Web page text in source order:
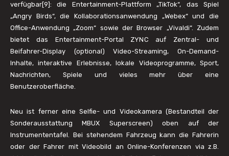
verfügbar[9]: die Entertainment-Plattform „TikTok“, das Spiel
„Angry Birds“, die Kollaborationsanwendung „Webex“ und die
Office-Anwendung „Zoom“ sowie der Browser „Vivaldi“. Zudem
bietet das Entertainment-Portal ZYNC auf Zentral- und
Beifahrer-Display (optional) Video-Streaming, On-Demand-
Inhalte, interaktive Erlebnisse, lokale Videoprogramme, Sport,
Nachrichten, Spiele und vieles mehr über eine
Benutzeroberfläche.
Neu ist ferner eine Selfie- und Videokamera (Bestandteil der
Sonderausstattung MBUX Superscreen) oben auf der
Instrumententafel. Bei stehendem Fahrzeug kann die Fahrerin
oder der Fahrer mit Videobild an Online-Konferenzen via z.B.